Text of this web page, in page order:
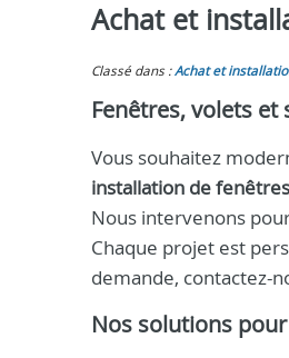
Achat et
Classé dans :Achat et
Fenêtres, volets
Vous souhaitez
installation de fenêtres
Nous intervenons
Chaque projet est
demande, contactez-
Nos solutions